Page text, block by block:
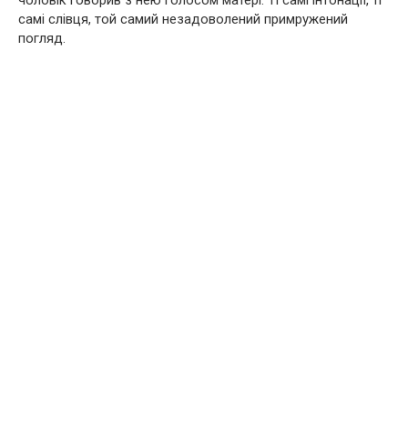
самі слівця, той самий незадоволений примружений
погляд.